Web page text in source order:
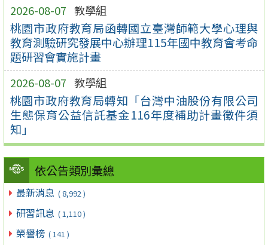
2026-08-07 教學組
桃園市政府教育局函轉國立臺灣師範大學心理與
教育測驗研究發展中心辦理115年國中教育會考命
題研習會實施計畫
2026-08-07 教學組
桃園市政府教育局轉知「台灣中油股份有限公司
生態保育公益信託基金116年度補助計畫徵件須
知」
依公告類別彙總
最新消息 ( 8,992 )
研習訊息 ( 1,110 )
榮譽榜 ( 141 )